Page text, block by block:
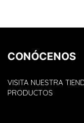
CONÓCENOS
VISITA NUESTRA
PRODUCTOS